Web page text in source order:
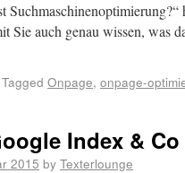
Sie auch genau wissen, was
Tagged Onpage, onpage-
Index &
2015 by Texterlounge